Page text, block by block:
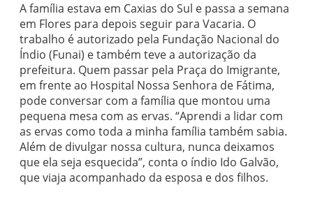
A família estava em Caxias do Sul e passa a semana
em Flores para depois seguir para Vacaria. O
trabalho é autorizado pela Fundação Nacional do
Índio (Funai) e também teve a autorização da
prefeitura. Quem passar pela Praça do Imigrante,
em frente ao Hospital Nossa Senhora de Fátima,
pode conversar com a família que montou uma
pequena mesa com as ervas. “Aprendi a lidar com
as ervas como toda a minha família também sabia.
Além de divulgar nossa cultura, nunca deixamos
que ela seja esquecida”, conta o índio Ido Galvão,
que viaja acompanhado da esposa e dos filhos.